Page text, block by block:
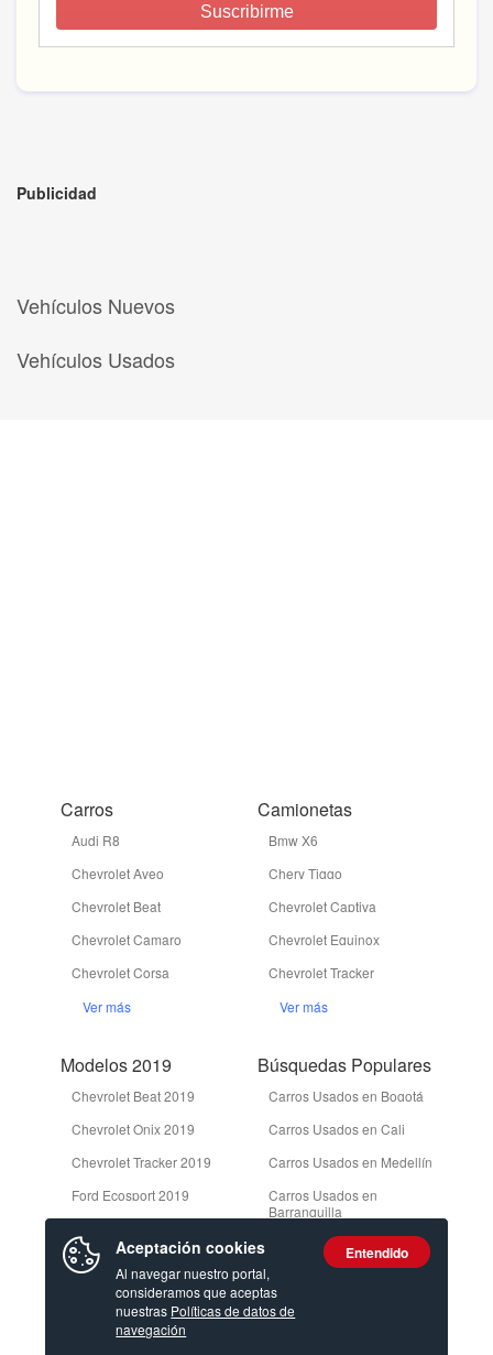
Suscribirme
Publicidad
Vehículos Nuevos
Vehículos Usados
Carros
Audi R8
Chevrolet Aveo
Chevrolet Beat
Chevrolet Camaro
Chevrolet Corsa
Ver más
Camionetas
Bmw X6
Chery Tiggo
Chevrolet Captiva
Chevrolet Equinox
Chevrolet Tracker
Ver más
Modelos 2019
Chevrolet Beat 2019
Chevrolet Onix 2019
Chevrolet Tracker 2019
Ford Ecosport 2019
Ver más
Búsquedas Populares
Carros Usados en Bogotá
Carros Usados en Cali
Carros Usados en Medellín
Carros Usados en
Barranquilla
Camionetas Usadas en
Aceptación cookies
Al navegar nuestro portal,
consideramos que aceptas
nuestras Políticas de datos de
navegación
Entendido